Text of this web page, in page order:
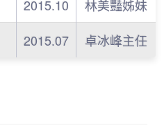
2015.10
林美豔姊妹
2015.07 卓冰峰主任